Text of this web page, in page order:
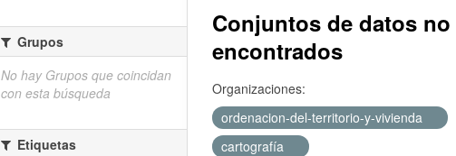
Conjuntos de datos no
encontrados
Organizaciones:
ordenacion-del-territorio-y-vivienda
cartografía
Grupos
No hay Grupos que coincidan
con esta búsqueda
Etiquetas